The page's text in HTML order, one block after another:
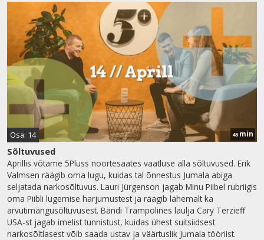
Osa: 14 45 min
Sõltuvused
Aprillis võtame 5Pluss noortesaates vaatluse alla sõltuvused. Erik
Valmsen räägib oma lugu, kuidas tal õnnestus Jumala abiga
seljatada narkosõltuvus. Lauri Jürgenson jagab Minu Piibel rubriigis
oma Piibli lugemise harjumustest ja räägib lähemalt ka
arvutimängusõltuvusest. Bändi Trampolines laulja Cary Terzieff
USA-st jagab imelist tunnistust, kuidas ühest suitsiidsest
narkosõltlasest võib saada ustav ja väärtuslik Jumala tööriist.